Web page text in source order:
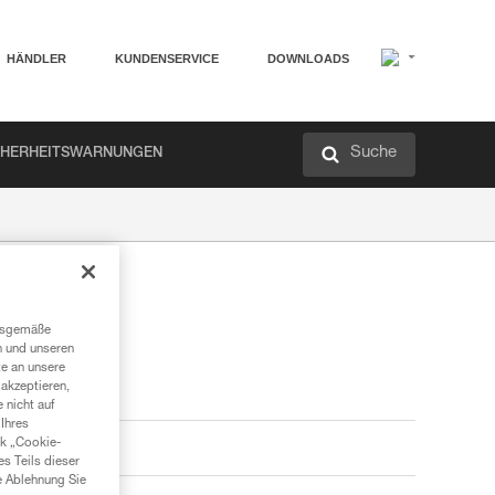
HÄNDLER KUNDENSERVICE DOWNLOADS
Suche
und unseren
an unsere
nicht auf
„Cookie-
Teils dieser
Ablehnung Sie